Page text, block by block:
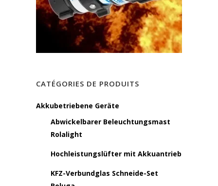
CATÉGORIES DE PRODUITS
Akkubetriebene Geräte
Abwickelbarer Beleuchtungsmast
Rolalight
Hochleistungslüfter mit Akkuantrieb
KFZ-Verbundglas Schneide-Set